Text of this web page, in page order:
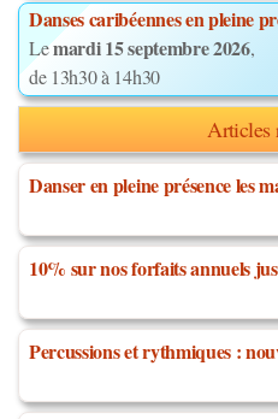
Danses caribéennes en pleine
Lemardi 15 septembre 2026,
de 13h30 à 14h30
Articles
Danser en pleine présence les
10% sur nos forfaits annuels
Percussions et rythmiques :